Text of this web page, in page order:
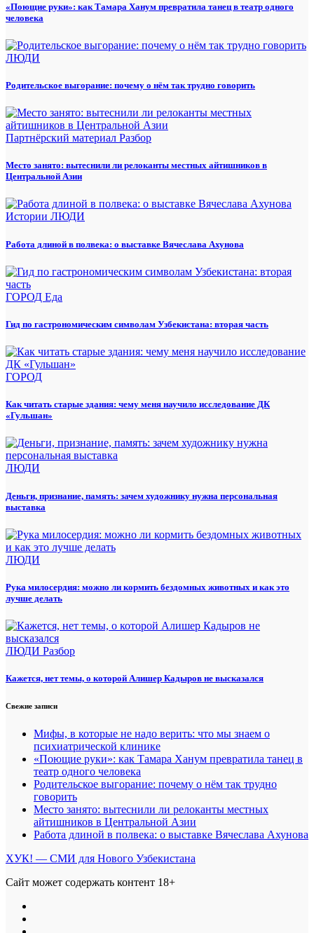
«Поющие руки»: как Тамара Ханум превратила танец в театр одного
человека
ЛЮДИ
Родительское выгорание: почему о нём так трудно говорить
Партнёрский материал Разбор
Место занято: вытеснили ли релоканты местных айтишников в
Центральной Азии
Истории ЛЮДИ
Работа длиной в полвека: о выставке Вячеслава Ахунова
ГОРОД Еда
Гид по гастрономическим символам Узбекистана: вторая часть
ГОРОД
Как читать старые здания: чему меня научило исследование ДК
«Гульшан»
ЛЮДИ
Деньги, признание, память: зачем художнику нужна персональная
выставка
ЛЮДИ
Рука милосердия: можно ли кормить бездомных животных и как это
лучше делать
ЛЮДИ Разбор
Кажется, нет темы, о которой Алишер Кадыров не высказался
Свежие записи
Мифы, в которые не надо верить: что мы знаем о
психиатрической клинике
«Поющие руки»: как Тамара Ханум превратила танец в
театр одного человека
Родительское выгорание: почему о нём так трудно
говорить
Место занято: вытеснили ли релоканты местных
айтишников в Центральной Азии
Работа длиной в полвека: о выставке Вячеслава Ахунова
ХУК! — СМИ для Нового Узбекистана
Сайт может содержать контент 18+